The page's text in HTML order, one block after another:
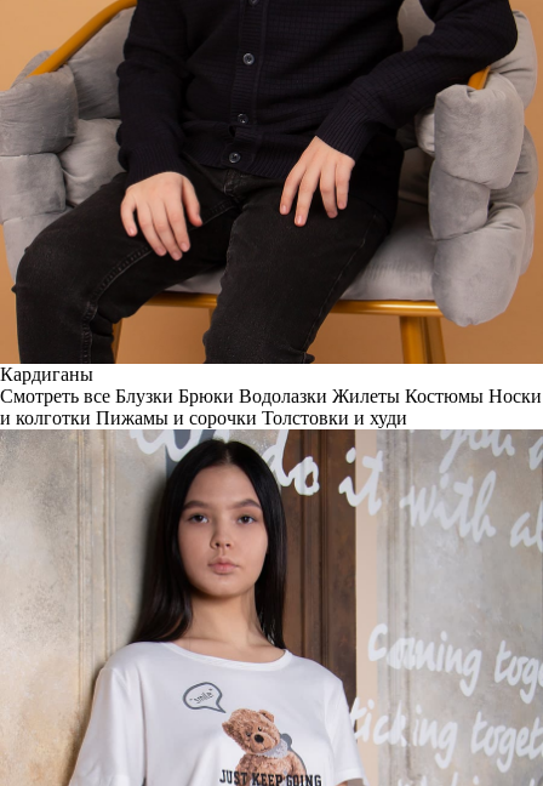
Кардиганы
Смотреть все Блузки Брюки Водолазки Жилеты Костюмы Носки
и колготки Пижамы и сорочки Толстовки и худи